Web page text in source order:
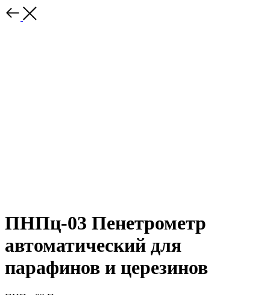
ПНПц-03 Пенетрометр
автоматический для
парафинов и церезинов